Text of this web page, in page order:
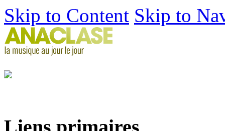
Skip to Content Skip to